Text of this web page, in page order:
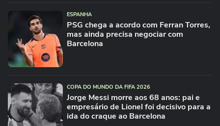
ESPANHA
PSG chega a acordo com Ferran Torres,
mas ainda precisa negociar com
Barcelona
COPA DO MUNDO DA FIFA 2026
Jorge Messi morre aos 68 anos: pai e
empresário de Lionel foi decisivo para a
ida do craque ao Barcelona